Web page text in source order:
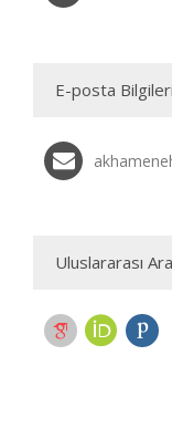
E-posta Bilgileri
Uluslararası